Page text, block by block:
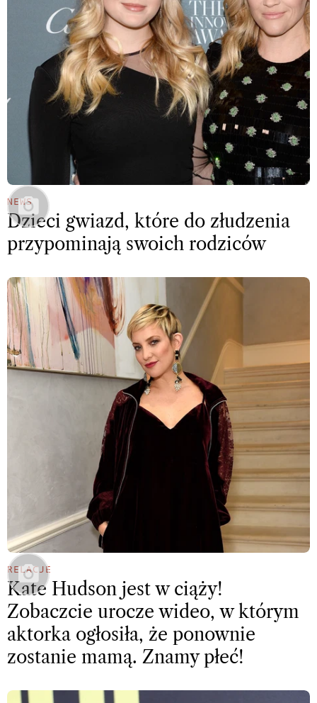
NEWS
Dzieci gwiazd, które do złudzenia
przypominają swoich rodziców
RELACJE
Kate Hudson jest w ciąży!
Zobaczcie urocze wideo, w którym
aktorka ogłosiła, że ponownie
zostanie mamą. Znamy płeć!